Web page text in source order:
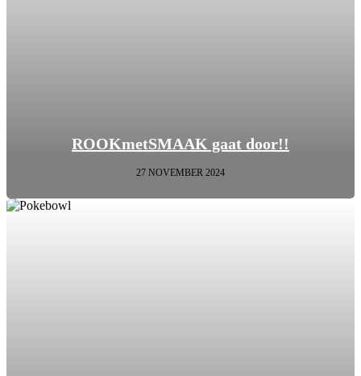
ROOKmetSMAAK gaat door!!
27 NOVEMBER 2024